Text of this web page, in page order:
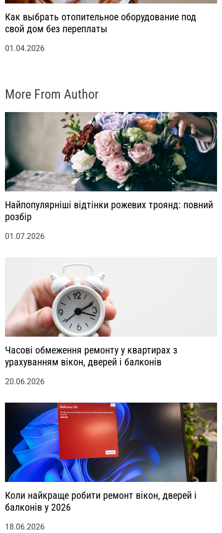
Как выбрать отопительное оборудование под
свой дом без переплаты
01.04.2026
More From Author
Найпопулярніші відтінки рожевих троянд: повний
розбір
01.07.2026
Часові обмеження ремонту у квартирах з
урахуванням вікон, дверей і балконів
20.06.2026
Коли найкраще робити ремонт вікон, дверей і
балконів у 2026
18.06.2026